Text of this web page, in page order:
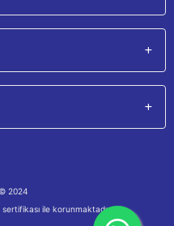
2024
ile korunmaktadır.